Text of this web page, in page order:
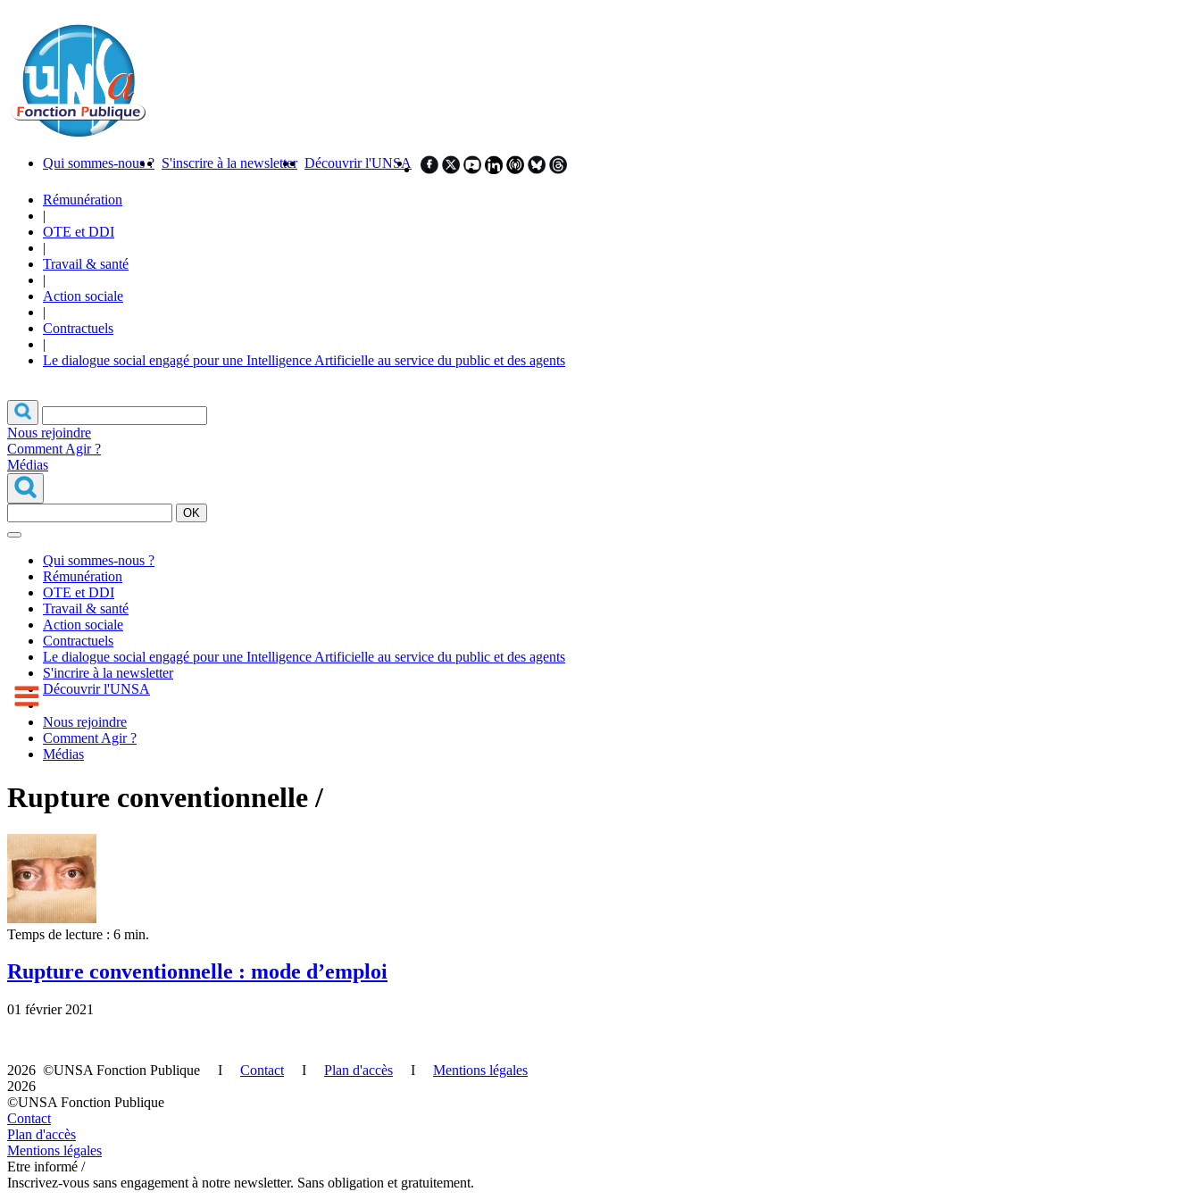
Qui sommes-nous ? S'inscrire à la newsletter Découvrir l'UNSA
Rémunération
|
OTE et DDI
|
Travail & santé
|
Action sociale
|
Contractuels
|
Le dialogue social engagé pour une Intelligence Artificielle au service du public et des agents
Nous rejoindre
Comment Agir ?
Médias
OK
Qui sommes-nous ?
Rémunération
OTE et DDI
Travail & santé
Action sociale
Contractuels
Le dialogue social engagé pour une Intelligence Artificielle au service du public et des agents
S'incrire à la newsletter
Découvrir l'UNSA
Nous rejoindre
Comment Agir ?
Médias
Rupture conventionnelle /
Temps de lecture : 6 min.
Rupture conventionnelle : mode d’emploi
01 février 2021
2026 ©UNSA Fonction Publique I Contact I Plan d'accès I Mentions légales
2026
©UNSA Fonction Publique
Contact
Plan d'accès
Mentions légales
Etre informé /
Inscrivez-vous sans engagement à notre newsletter. Sans obligation et gratuitement.